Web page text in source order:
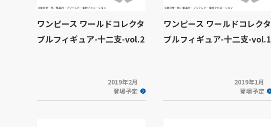
ワンピース ワールドコレクタ
ブルフィギュア-十二支-vol.2
2019年2月
登場予定
ワンピース ワールドコレクタ
ブルフィギュア-十二支-vol.1
2019年1月
登場予定